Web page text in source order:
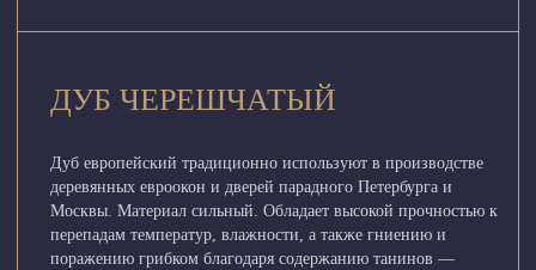
ДУБ ЧЕРЕШЧАТЫЙ
Дуб европейский традиционно используют в производстве
деревянных евроокон и дверей парадного Петербурга и
Москвы. Материал сильный. Обладает высокой прочностью к
перепадам температур, влажности, а также гниению и
поражению грибком благодаря содержанию танинов —